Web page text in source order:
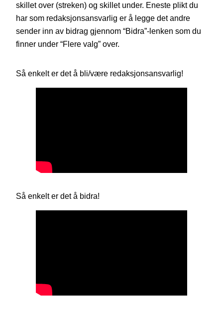
skillet over (streken) og skillet under. Eneste plikt du
har som redaksjonsansvarlig er å legge det andre
sender inn av bidrag gjennom “Bidra”-lenken som du
finner under “Flere valg” over.
Så enkelt er det å bli/være redaksjonsansvarlig!
Så enkelt er det å bidra!